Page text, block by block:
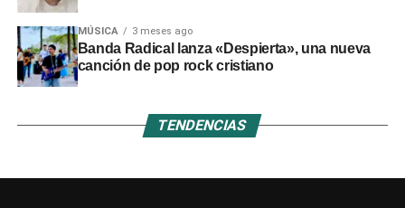
MÚSICA 3 meses ago
Banda Radical lanza «Despierta», una nueva
canción de pop rock cristiano
TENDENCIAS